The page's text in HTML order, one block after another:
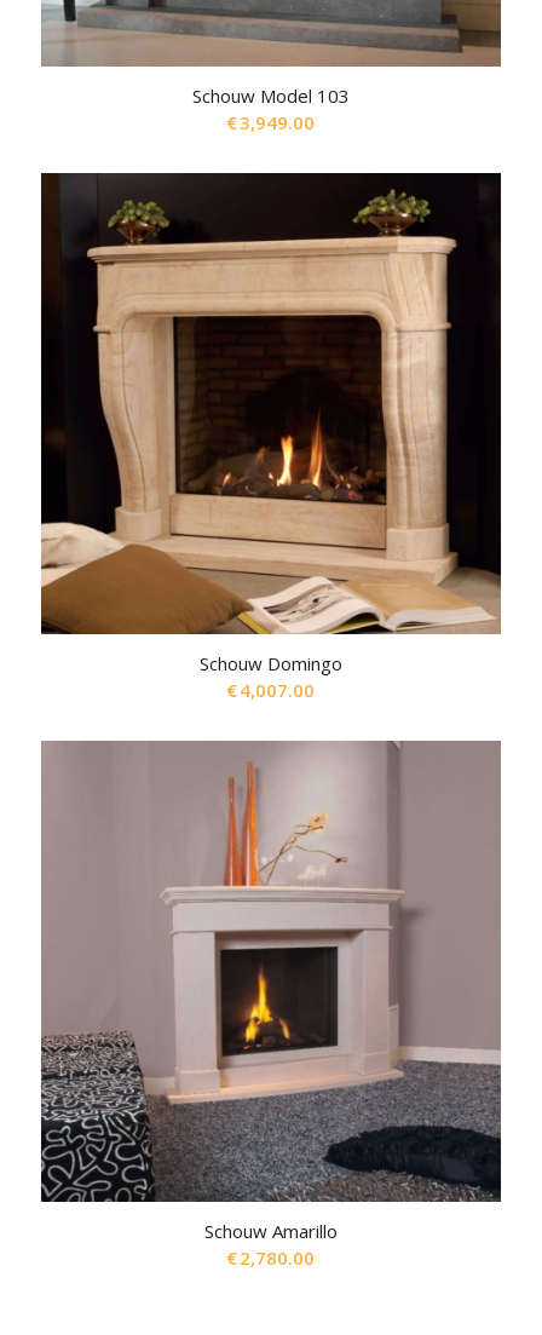
Schouw Model 103
€3,949.00
Schouw Domingo
€4,007.00
Schouw Amarillo
€2,780.00